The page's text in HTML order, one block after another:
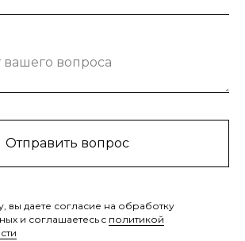
вашего вопроса
Отправить вопрос
вы даете согласие на обработку
и соглашаетесь c политикой